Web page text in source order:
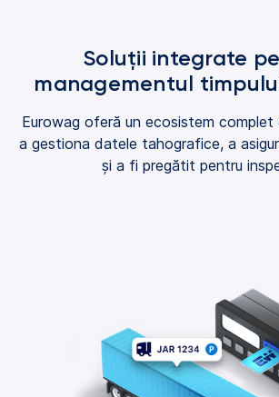
Soluții integrate
managementul
Eurowag oferă un ecosistem complet
a gestiona datele tahografice, a
și a fi pregătit pentru